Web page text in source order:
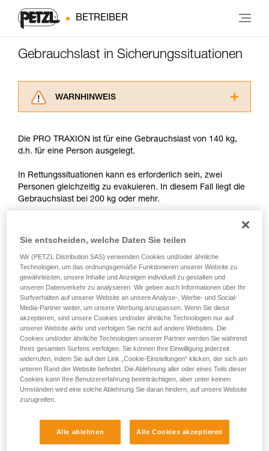
BETREIBER
Gebrauchslast in Sicherungssituationen
WARNHINWEIS
aufmerksam durch, bevor Sie diesen zu Rate
ziehen. Um diese Zusatzinformationen
der Gebrauchsanweisung enthaltenen
Informationen richtig verstanden haben.
Die Beherrschung dieser Techniken setzt eine
einem Profi, ob Sie in der Lage sind, den
Sie ihn eigenständig durchführen.
Wir geben Beispiele für die mit Ihrer Aktivität
verbundenen Techniken. Möglicherweise gibt es
noch andere Techniken, die hier nicht
beschrieben werden.
Die PRO TRAXION ist für eine Gebrauchslast von 140 kg,
d.h. für eine Person ausgelegt.
In Rettungssituationen kann es erforderlich sein, zwei
Personen gleichzeitig zu evakuieren. In diesem Fall liegt die
Gebrauchslast bei 200 kg oder mehr.
Bei diesem Gewicht kann bereits eine geringe dynamische
Überlast Belastungen hervorrufen, die an den Bruchwert der
Seile heranreichen (siehe Tabelle Seite 3).
Es sind folglich entsprechende Vorsichtsmaßnahmen zu
treffen:
- Rücksicherung der beiden zu evakuierenden Personen.
- Das Seil ständig gestrafft halten, schon die kleinste
Seilschlaufe bedeutet eine potenzielle Sturzhöhe und folglich
eine Gefahr.
Sie entscheiden, welche Daten Sie teilen
Wir (PETZL Distribution SAS) verwenden Cookies und/oder ähnliche
Technologien, um das ordnungsgemäße Funktionieren unserer Website zu
gewährleisten, unsere Inhalte und Anzeigen individuell zu gestalten und
unseren Datenverkehr zu analysieren. Wir geben auch Informationen über Ihr
Surfverhalten auf unserer Website an unsere Analyse-, Werbe- und Social-
Media-Partner weiter, um unsere Werbung anzupassen. Wenn Sie diese
akzeptieren, sind unsere Cookies und/oder ähnliche Technologien nur auf
unserer Website aktiv und verfolgen Sie nicht auf andere Websites. Die
Cookies und/oder ähnliche Technologien unserer Partner werden Sie während
Ihres gesamten Surfens verfolgen. Sie können Ihre Einwilligung jederzeit
widerrufen, indem Sie auf den Link „Cookie-Einstellungen“ klicken, der sich am
unteren Rand der Website befindet. Die Ablehnung aller oder eines Teils dieser
Cookies kann Ihre Benutzererfahrung beeinträchtigen, aber unter keinen
Umständen wird eine solche Ablehnung Sie daran hindern, auf unsere Website
zuzugreifen.
Alle ablehnen Alle Cookies akzeptieren